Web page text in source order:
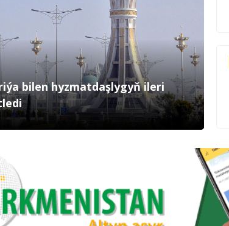
bilen hyzmatdaşlygyň ileri